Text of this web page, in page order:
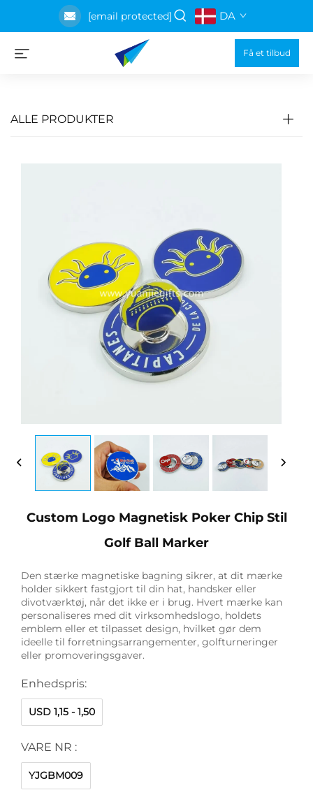
[email protected] DA
Få et tilbud
ALLE PRODUKTER
Custom Logo Magnetisk Poker Chip Stil
Golf Ball Marker
Den stærke magnetiske bagning sikrer, at dit mærke
holder sikkert fastgjort til din hat, handsker eller
divotværktøj, når det ikke er i brug. Hvert mærke kan
personaliseres med dit virksomhedslogo, holdets
emblem eller et tilpasset design, hvilket gør dem
ideelle til forretningsarrangementer, golfturneringer
eller promoveringsgaver.
Enhedspris:
USD 1,15 - 1,50
VARE NR :
YJGBM009